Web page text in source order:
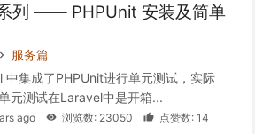
列 —— PHPUnit 安装及简单
服务篇
中集成了PHPUnit进行单元测试，实际
元测试在Laravel中是开箱...
ago 浏览数: 23050 点赞数: 14